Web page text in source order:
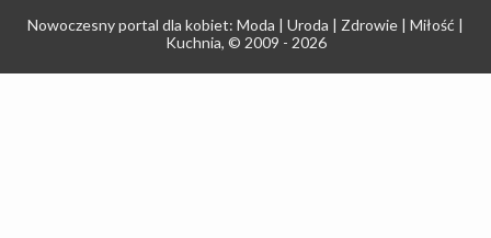
Nowoczesny portal dla kobiet: Moda | Uroda | Zdrowie | Miłość |
Kuchnia, © 2009 - 2026